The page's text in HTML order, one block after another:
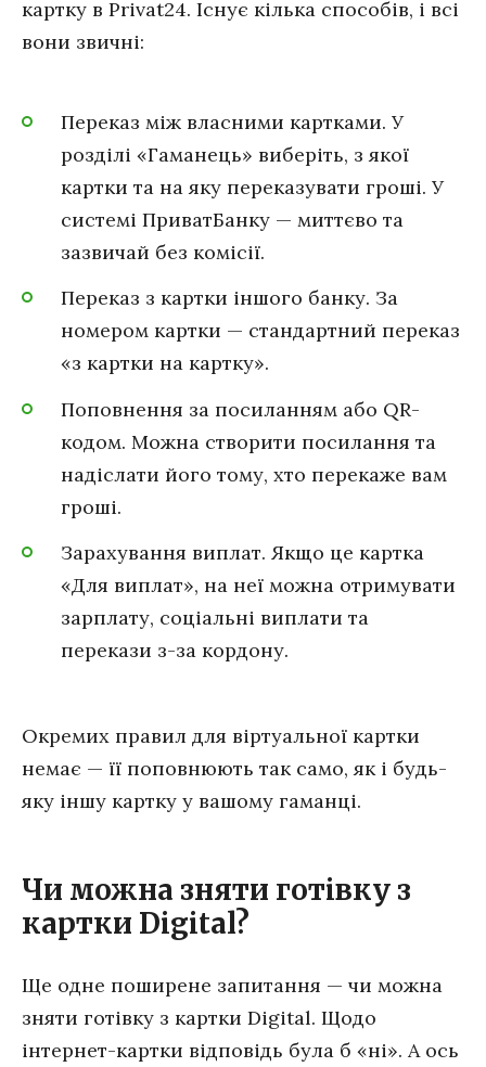
картку в Privat24. Існує кілька способів, і всі
вони звичні:
Переказ між власними картками. У
розділі «Гаманець» виберіть, з якої
картки та на яку переказувати гроші. У
системі ПриватБанку — миттєво та
зазвичай без комісії.
Переказ з картки іншого банку. За
номером картки — стандартний переказ
«з картки на картку».
Поповнення за посиланням або QR-
кодом. Можна створити посилання та
надіслати його тому, хто перекаже вам
гроші.
Зарахування виплат. Якщо це картка
«Для виплат», на неї можна отримувати
зарплату, соціальні виплати та
перекази з-за кордону.
Окремих правил для віртуальної картки
немає — її поповнюють так само, як і будь-
яку іншу картку у вашому гаманці.
Чи можна зняти готівку з
картки Digital?
Ще одне поширене запитання — чи можна
зняти готівку з картки Digital. Щодо
інтернет-картки відповідь була б «ні». А ось